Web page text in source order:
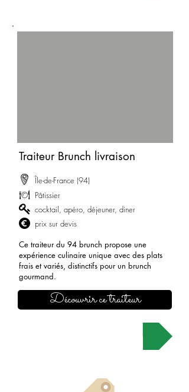
Traiteur Brunch livraison
Île-de-France (94)
​Pâtissier
cocktail, apéro, déjeuner, diner
prix sur devis
Ce traiteur du 94 brunch propose une
expérience culinaire unique avec des plats
frais et variés, distinctifs pour un brunch
gourmand.
Découvrir ce traiteur